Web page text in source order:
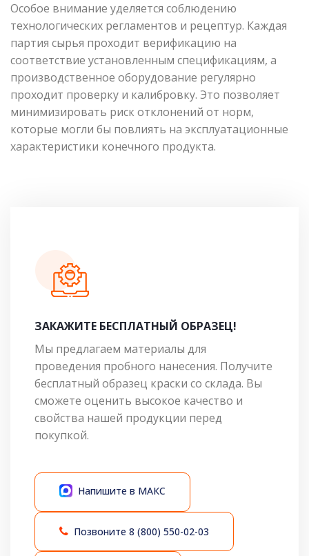
Особое внимание уделяется соблюдению
технологических регламентов и рецептур. Каждая
партия сырья проходит верификацию на
соответствие установленным спецификациям, а
производственное оборудование регулярно
проходит проверку и калибровку. Это позволяет
минимизировать риск отклонений от норм,
которые могли бы повлиять на эксплуатационные
характеристики конечного продукта.
ЗАКАЖИТЕ БЕСПЛАТНЫЙ ОБРАЗЕЦ!
Мы предлагаем материалы для
проведения пробного нанесения. Получите
бесплатный образец краски со склада. Вы
сможете оценить высокое качество и
свойства нашей продукции перед
покупкой.
Напишите в МАКС
Позвоните 8 (800) 550-02-03